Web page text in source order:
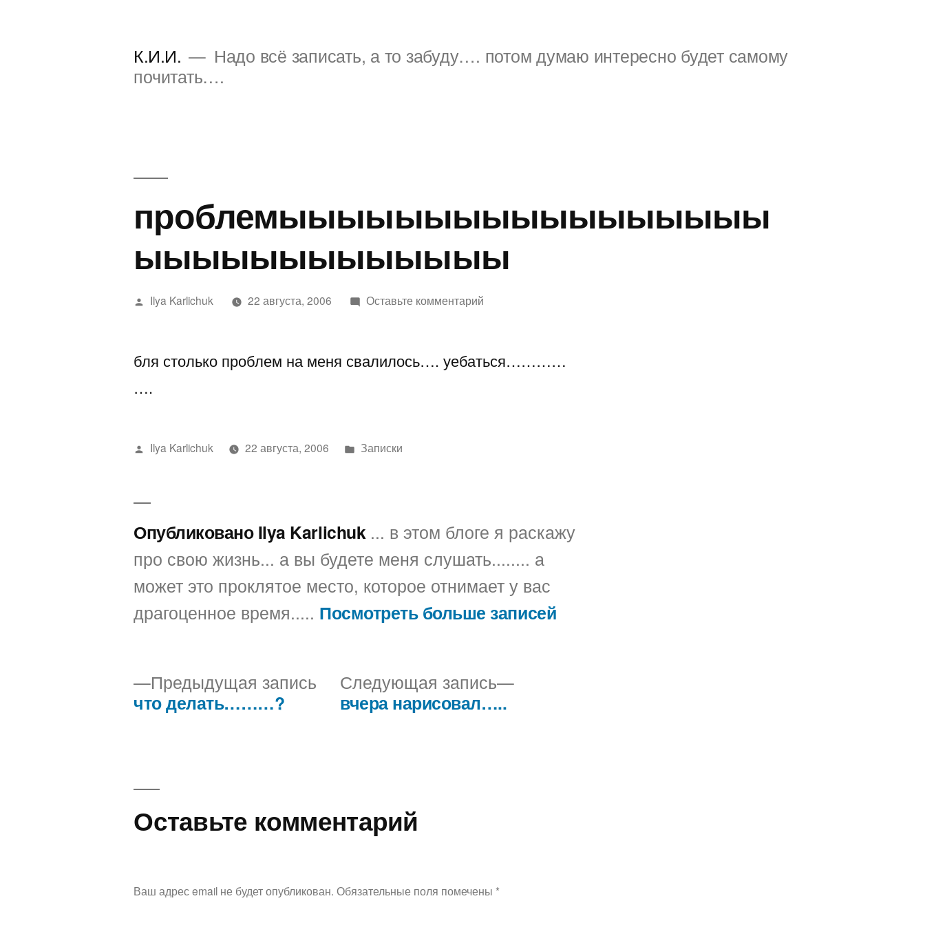
К.И.И.
Надо всё записать, а то забуду…. потом думаю интересно будет самому
почитать….
проблемыыыыыыыыыыыыыыыыы
ыыыыыыыыыыыыы
Написано
Ilya Karlichuk 22 августа, 2006 Оставьте комментарийк
бля столько проблем на меня свалилось…. уебаться…………
….
Написано
Ilya Karlichuk 22 августа, 2006
Написано
Записки
Опубликовано Ilya Karlichuk ... в этом блоге я раскажу
про свою жизнь... а вы будете меня слушать........ а
может это проклятое место, которое отнимает у вас
драгоценное время..... Посмотреть больше записей
Навигация
записям
Предыдущая запись Предыдущая
запись:
что делать………?
Следующая запись
Следующая
вчера нарисовал…..
Оставьте комментарий
Ваш адрес email не будет опубликован. Обязательные поля помечены *